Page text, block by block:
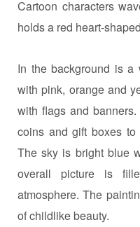
Cartoon characters
holds a red heart-
In the background is a
with pink, orange and
with flags and banners.
coins and gift boxes to
The sky is bright blue
overall picture is
atmosphere. The
of childlike beauty.